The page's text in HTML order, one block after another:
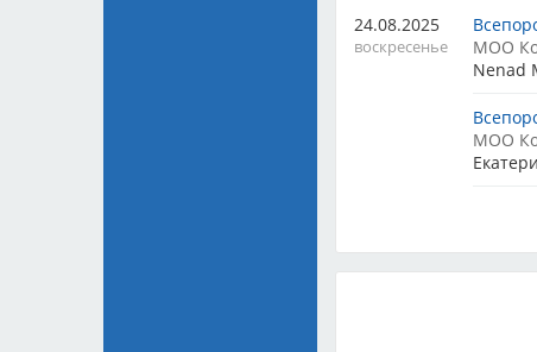
24.08.2025
воскресенье
МОО
Nenad
МОО
Nenad